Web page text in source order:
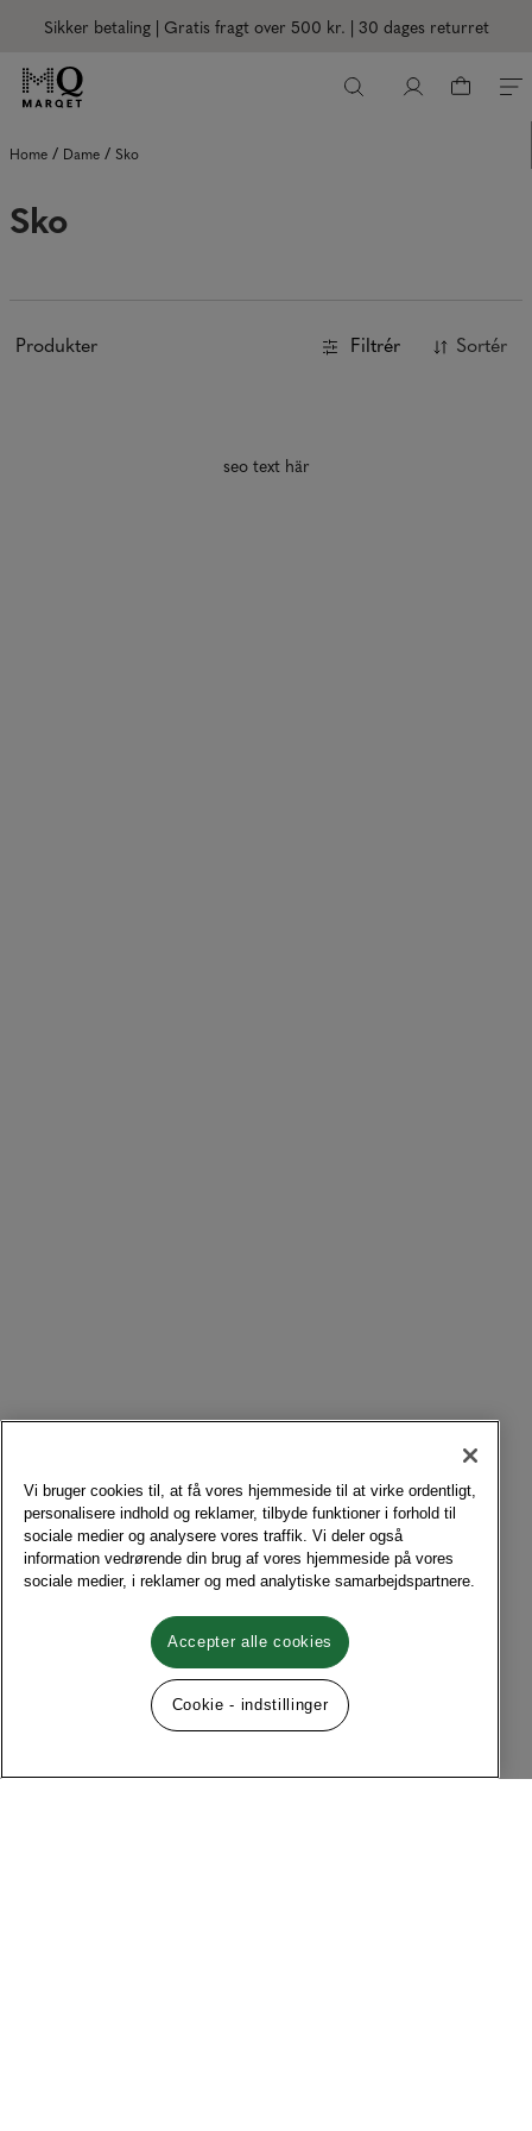
Sikker betaling | Gratis fragt over 500 kr. | 30 dages returret
Home / Dame / Sko
Sko
Produkter Filtrér Sortér
seo text här
Vi bruger cookies til, at få vores hjemmeside til at virke ordentligt,
personalisere indhold og reklamer, tilbyde funktioner i forhold til
sociale medier og analysere vores traffik. Vi deler også
information vedrørende din brug af vores hjemmeside på vores
sociale medier, i reklamer og med analytiske samarbejdspartnere.
Accepter alle cookies
Cookie - indstillinger